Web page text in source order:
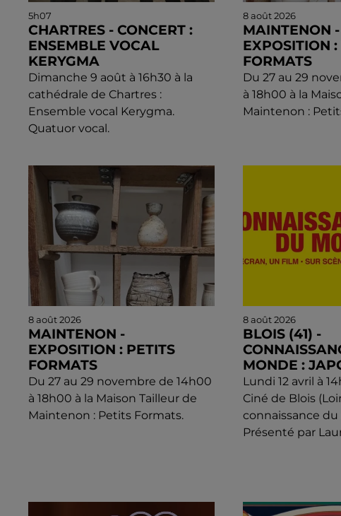
5h07
CHARTRES - CONCERT :
ENSEMBLE VOCAL
KERYGMA
Dimanche 9 août à 16h30 à la
cathédrale de Chartres :
Ensemble vocal Kerygma.
Quatuor vocal.
8 août 2026
MAINTENON -
EXPOSITION :
FORMATS
Du 27 au 29
à 18h00 à la
Maintenon :
8 août 2026
MAINTENON -
EXPOSITION : PETITS
FORMATS
Du 27 au 29 novembre de 14h00
à 18h00 à la Maison Tailleur de
Maintenon : Petits Formats.
8 août 2026
BLOIS (41) -
MONDE :
Lundi 12 avril à
Ciné de Blois
connaissance
Présenté par